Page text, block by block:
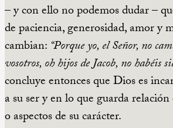
– y con ello no podemos dudar –
de paciencia, generosidad, amor y
cambian: “Porque yo, el Señor, no
vosotros, oh hijos de Jacob, no habéis
concluye entonces que Dios es
a su ser y en lo que guarda
o aspectos de su carácter.